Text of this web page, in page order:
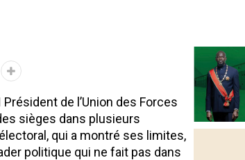
de l’Union des Forces
sièges dans plusieurs
qui a montré ses limites,
politique qui ne fait pas dans